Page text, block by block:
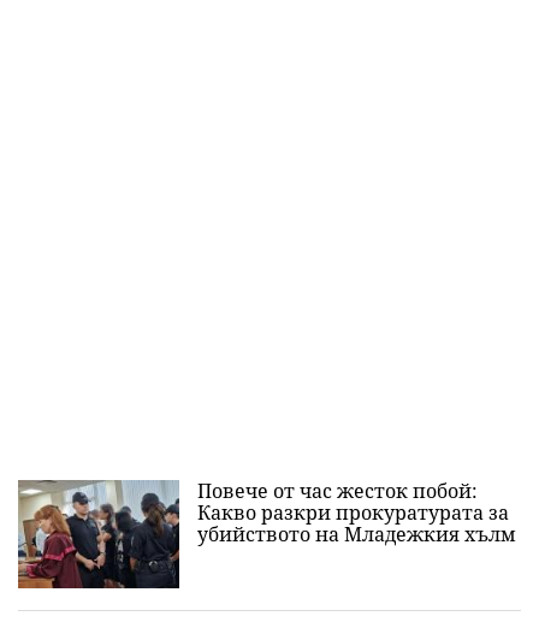
Повече от час жесток побой:
Какво разкри прокуратурата за
убийството на Младежкия хълм